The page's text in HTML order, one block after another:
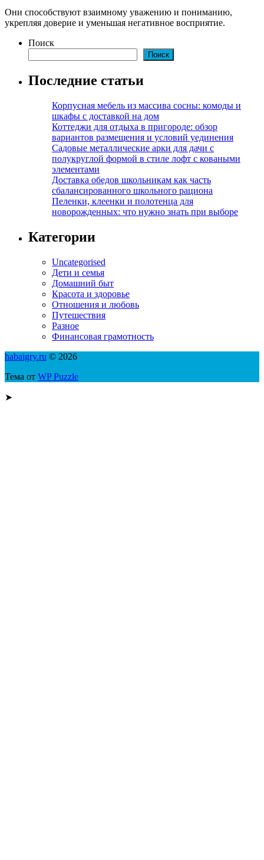
Они способствуют взаимному уважению и пониманию,
укрепляя доверие и уменьшая негативное восприятие.
Поиск
Поиск
Последние статьи
Корпусная мебель из массива сосны: комоды и
шкафы с доставкой на дом
Коттеджи для отдыха в пригороде: обзор
вариантов размещения и условий уединения
Садовые металлические арки для дачи с
полукруглой формой в стиле лофт с коваными
элементами
Доставка обедов школьникам как часть
сбалансированного школьного рациона
Пеленки, клеенки и полотенца для
новорожденных: что нужно знать при выборе
Категории
Uncategorised
Дети и семья
Домашний быт
Красота и здоровье
Отношения и любовь
Путешествия
Разное
Финансовая грамотность
habaigry.ru © 2026
Тема от WP Puzzle
➤